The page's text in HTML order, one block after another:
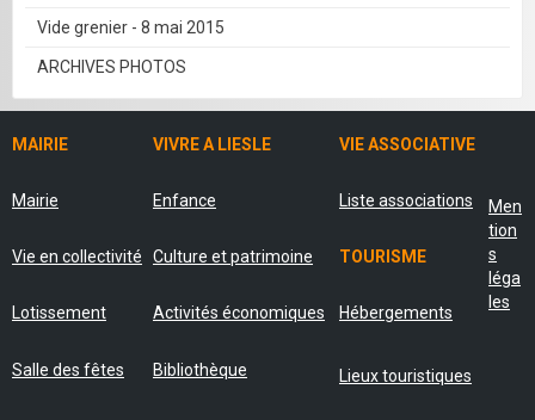
Vide grenier - 8 mai 2015
ARCHIVES PHOTOS
MAIRIE VIVRE A LIESLE VIE ASSOCIATIVE
Mairie Enfance Liste associations
Vie en collectivité Culture et patrimoine TOURISME
Lotissement Activités économiques Hébergements
Salle des fêtes Bibliothèque Lieux touristiques
Men
tion
s
léga
les